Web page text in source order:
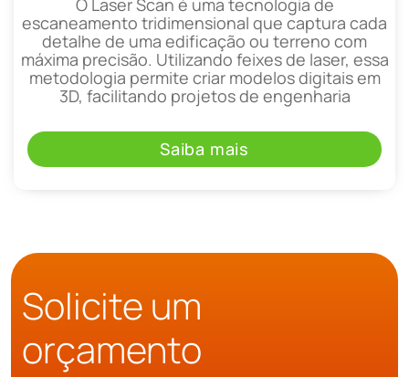
escaneamento tridimensional que captura cada
detalhe de uma edificação ou terreno com
máxima precisão. Utilizando feixes de laser, essa
metodologia permite criar modelos digitais em
3D, facilitando projetos de engenharia
Saiba mais
Solicite um
orçamento